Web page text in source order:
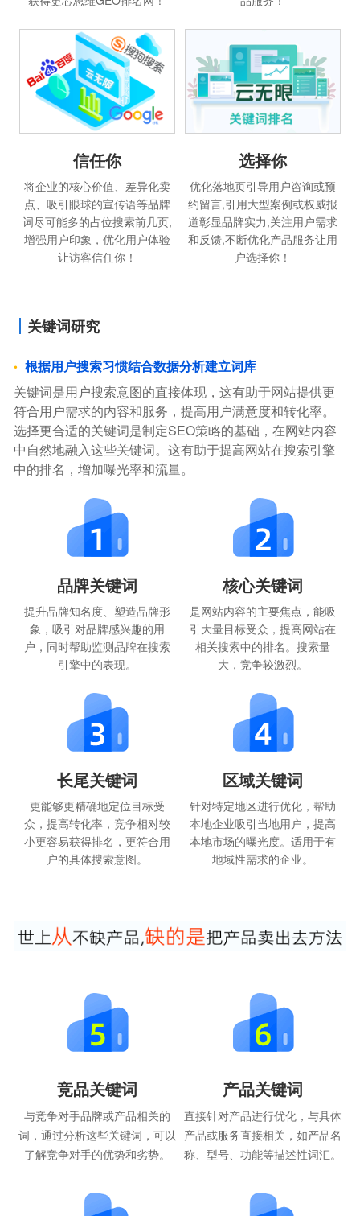
信任你
将企业的核心价值、差异化卖
点、吸引眼球的宣传语等品牌
词尽可能多的占位搜索前几页,
增强用户印象，优化用户体验
让访客信任你！
选择你
优化落地页引导用户咨询或预
约留言,引用大型案例或权威报
道彰显品牌实力,关注用户需求
和反馈,不断优化产品服务让用
户选择你！
关键词研究
根据用户搜索习惯结合数据分析建立词库
关键词是用户搜索意图的直接体现，这有助于网站提供更
符合用户需求的内容和服务，提高用户满意度和转化率。
选择更合适的关键词是制定SEO策略的基础，在网站内容
中自然地融入这些关键词。这有助于提高网站在搜索引擎
中的排名，增加曝光率和流量。
品牌关键词
提升品牌知名度、塑造品牌形
象，吸引对品牌感兴趣的用
户，同时帮助监测品牌在搜索
引擎中的表现。
核心关键词
是网站内容的主要焦点，能吸
引大量目标受众，提高网站在
相关搜索中的排名。搜索量
大，竞争较激烈。
长尾关键词
更能够更精确地定位目标受
众，提高转化率，竞争相对较
小更容易获得排名，更符合用
户的具体搜索意图。
区域关键词
针对特定地区进行优化，帮助
本地企业吸引当地用户，提高
本地市场的曝光度。适用于有
地域性需求的企业。
竞品关键词
与竞争对手品牌或产品相关的
词，通过分析这些关键词，可以
了解竞争对手的优势和劣势。
产品关键词
直接针对产品进行优化，与具体
产品或服务直接相关，如产品名
称、型号、功能等描述性词汇。